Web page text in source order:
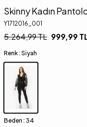
Skinny Kadın
Y1712016_001
5.264,99TL 999,99
Renk : Siyah
Beden : 34